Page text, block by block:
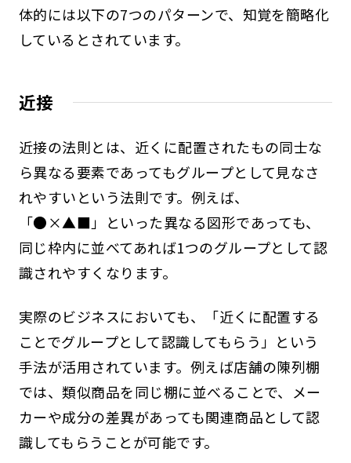
体的には以下の7つのパターンで、知覚を簡略化
しているとされています。
近接
近接の法則とは、近くに配置されたもの同士な
ら異なる要素であってもグループとして見なさ
れやすいという法則です。例えば、
「●×▲■」といった異なる図形であっても、
同じ枠内に並べてあれば1つのグループとして認
識されやすくなります。
実際のビジネスにおいても、「近くに配置する
ことでグループとして認識してもらう」という
手法が活用されています。例えば店舗の陳列棚
では、類似商品を同じ棚に並べることで、メー
カーや成分の差異があっても関連商品として認
識してもらうことが可能です。